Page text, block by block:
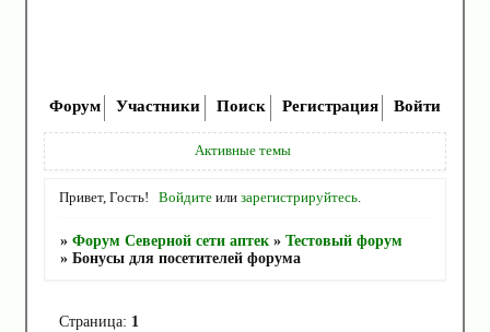
Форум Участники Поиск Регистрация Войти
Активные темы
Привет, Гость! Войдите илизарегистрируйтесь
»Форум Северной сети аптек »Тестовый форум
»Бонусы для посетителей форума
Страница: 1